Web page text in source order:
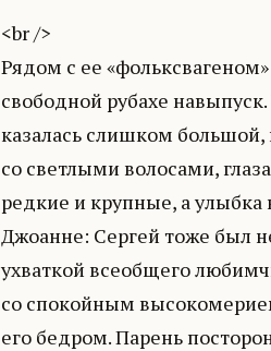
<br />
Рядом с ее
свободной рубахе
казалась слишком
со светлыми волосами,
редкие и крупные, а
Джоанне: Сергей тоже был
ухваткой всеобщего
со спокойным
его бедром. Парень